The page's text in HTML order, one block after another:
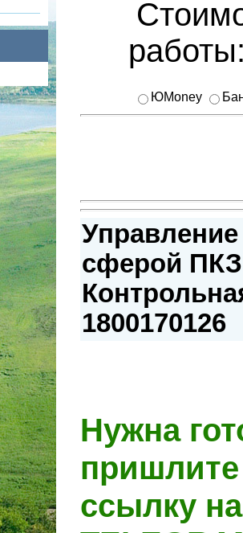
ЮMoney
сферой ПКЗ
1800170126
Нужна
ссылку